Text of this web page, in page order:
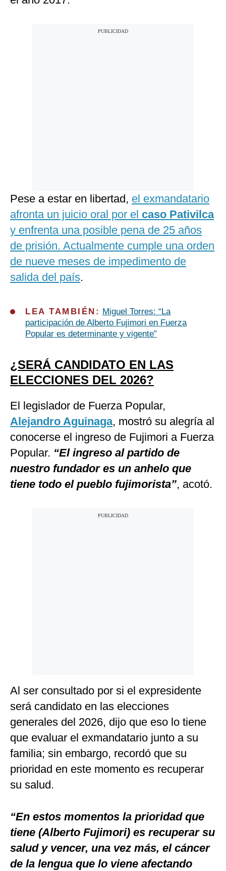
Pese a estar en libertad, el exmandatario
afronta un juicio oral por el caso Pativilca
y enfrenta una posible pena de 25 años
de prisión. Actualmente cumple una orden
de nueve meses de impedimento de
salida del país.
LEA TAMBIÉN: Miguel Torres: “La
participación de Alberto Fujimori en Fuerza
Popular es determinante y vigente”
¿SERÁ CANDIDATO EN LAS
ELECCIONES DEL 2026?
El legislador de Fuerza Popular,
Alejandro Aguinaga, mostró su alegría al
conocerse el ingreso de Fujimori a Fuerza
Popular. “El ingreso al partido de
nuestro fundador es un anhelo que
tiene todo el pueblo fujimorista”, acotó.
Al ser consultado por si el expresidente
será candidato en las elecciones
generales del 2026, dijo que eso lo tiene
que evaluar el exmandatario junto a su
familia; sin embargo, recordó que su
prioridad en este momento es recuperar
su salud.
“En estos momentos la prioridad que
tiene (Alberto Fujimori) es recuperar su
salud y vencer, una vez más, el cáncer
de la lengua que lo viene afectando